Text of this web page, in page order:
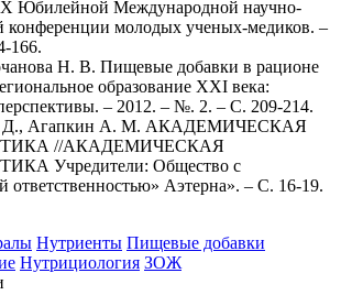
Юбилейной Международной научно-
конференции молодых ученых-медиков. –
166.
Н. В. Пищевые добавки в рационе
образование XXI века:
– 2012. – №. 2. – С. 209-214.
Д., Агапкин А. М. АКАДЕМИЧЕСКАЯ
//АКАДЕМИЧЕСКАЯ
Учредители: Общество с
ответственностью» Аэтерна». – С. 16-19.
Нутриенты Пищевые добавки
Нутрициология ЗОЖ